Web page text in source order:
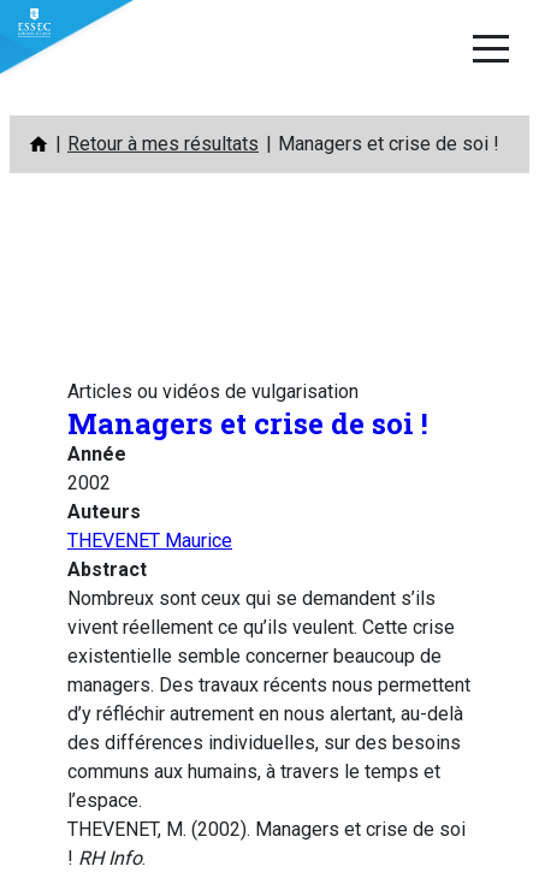
Aller
contenu
Retour à mes résultats Managers et crise de soi !
Articles ou vidéos de vulgarisation
Managers et crise de soi !
Année
2002
Auteurs
THEVENET Maurice
Abstract
Nombreux sont ceux qui se demandent s’ils
vivent réellement ce qu’ils veulent. Cette crise
existentielle semble concerner beaucoup de
managers. Des travaux récents nous permettent
d’y réfléchir autrement en nous alertant, au-delà
des différences individuelles, sur des besoins
communs aux humains, à travers le temps et
l’espace.
THEVENET, M. (2002). Managers et crise de soi
! RH Info.